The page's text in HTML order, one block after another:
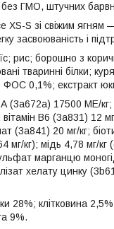
ГМО, штучних
XS-S зі свіжим
засвоюваність і
рис; борошно з
тваринні білки;
ФОС 0,1%; екстракт
А (3а672а) 17500 МЕ/
вітамін В6 (3а831) 12
(3а841) 20 мг/кг;
мг/кг); мідь 4,78 мг/кг
марганцю
хелату цинку
28%; клітковина
9%.